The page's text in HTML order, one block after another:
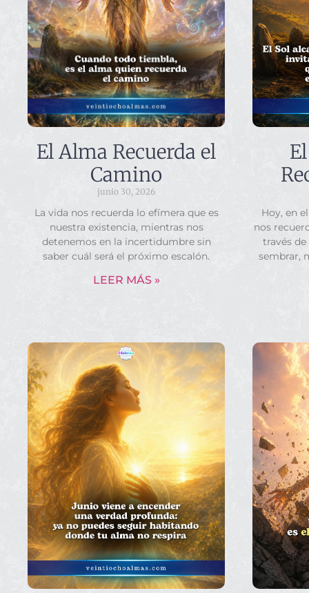
El Alma Recuerda el
Camino
junio 30, 2026
La vida nos recuerda lo efímera que es
nuestra existencia, mientras nos
detenemos en la incertidumbre sin
saber cuál será el próximo escalón.
LEER MÁS »
Hoy, en
nos
través
sembrar,